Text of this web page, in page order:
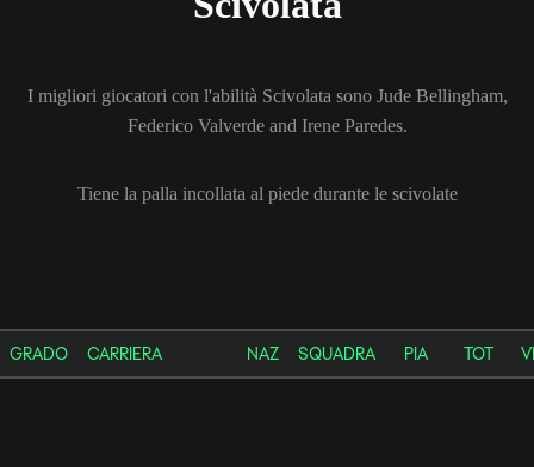
I migliori giocatori con l'abilità Scivolata sono Jude Bellingham,
Federico Valverde and Irene Paredes.
Tiene la palla incollata al piede durante le scivolate
GRADO CARRIERA NAZ SQUADRA PIA TOT